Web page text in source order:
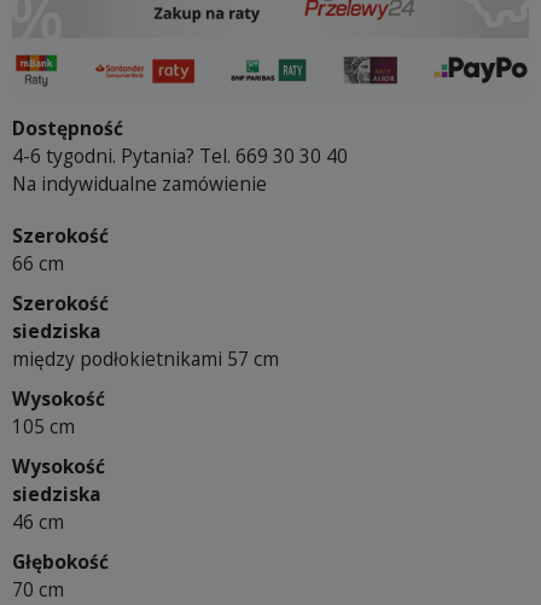
Dostępność
4-6 tygodni. Pytania? Tel. 669 30 30 40
Na indywidualne zamówienie
Szerokość
66 cm
Szerokość
siedziska
między podłokietnikami 57 cm
Wysokość
105 cm
Wysokość
siedziska
46 cm
Głębokość
70 cm